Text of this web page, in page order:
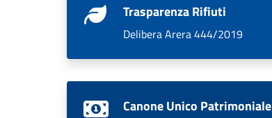
Trasparenza Rifiuti
Delibera Arera 444/2019
Canone Unico Patrimoniale